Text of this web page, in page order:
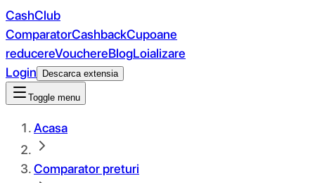
CashClub
ComparatorCashbackCupoane
reducereVouchereBlogLoializare
Login
Descarca extensia
Toggle menu
Acasa
Comparator preturi